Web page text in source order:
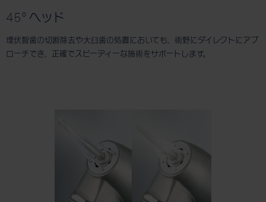
45° ヘッド
埋伏智歯の切断除去や大臼歯の処置においても、術野にダイレクトにアプ
ローチでき、正確でスピーディーな施術をサポートします。